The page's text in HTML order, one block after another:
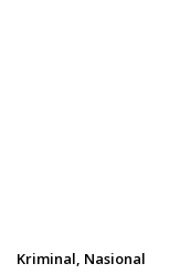
Kriminal, Nasional